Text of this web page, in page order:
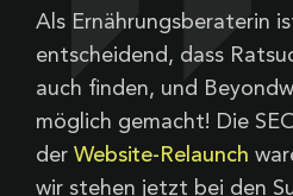
Als Ernährungsberaterin
entscheidend, dass
auch finden, und
möglich gemacht! Die
der Website-Relaunch
wir stehen jetzt bei den